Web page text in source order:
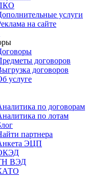
услуги
на сайте
договоров
договоров
услуге
по договорам
по лотам
партнера
ЭЦП
ВЭД